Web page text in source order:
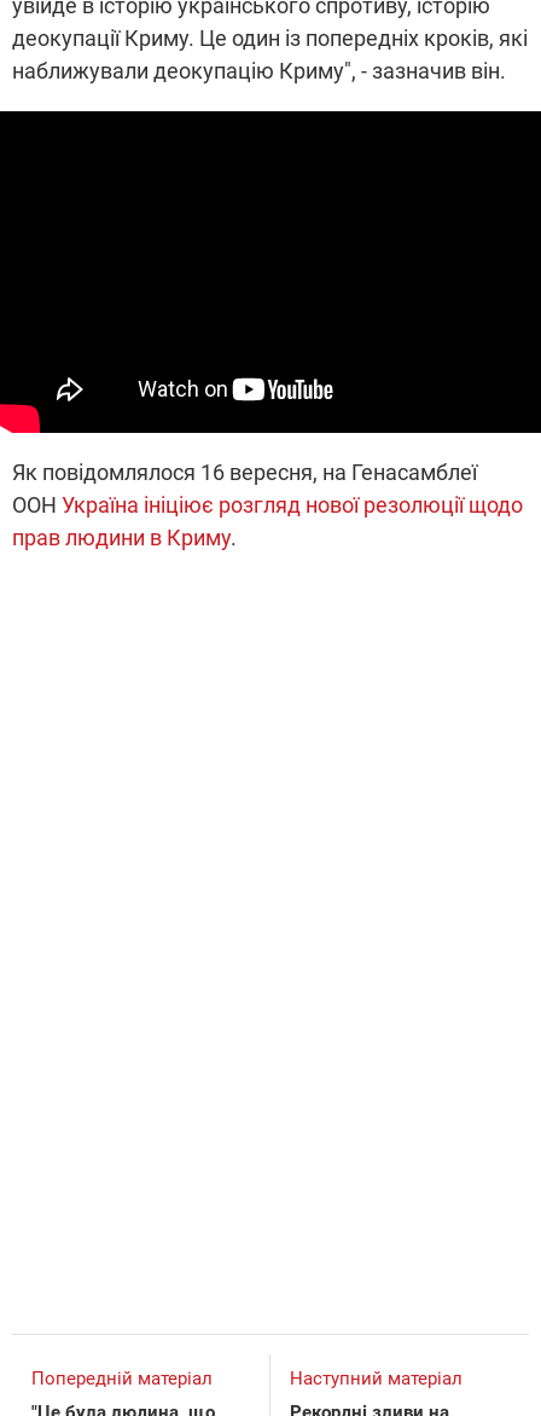
деокупації Криму. Це один із попередніх кроків, які
наближували деокупацію Криму", - зазначив він.
Як повідомлялося 16 вересня, на Генасамблеї
ООН Україна ініціює розгляд нової резолюції щодо
прав людини в Криму.
Попередній матеріал
Наступний матеріал